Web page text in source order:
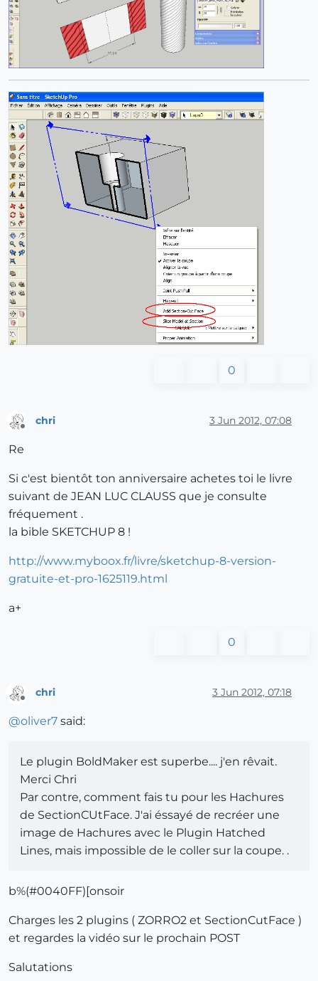
0
chri 3 Jun 2012, 07:08
Re
Si c'est bientôt ton anniversaire achetes toi le livre
suivant de JEAN LUC CLAUSS que je consulte
fréquement .
la bible SKETCHUP 8 !
http://www.myboox.fr/livre/sketchup-8-version-
gratuite-et-pro-1625119.html
a+
0
chri 3 Jun 2012, 07:18
@oliver7 said:
Le plugin BoldMaker est superbe.... j'en rêvait.
Merci Chri
Par contre, comment fais tu pour les Hachures
de SectionCUtFace. J'ai éssayé de recréer une
image de Hachures avec le Plugin Hatched
Lines, mais impossible de le coller sur la coupe. .
b%(#0040FF)[onsoir
Charges les 2 plugins ( ZORRO2 et SectionCutFace )
et regardes la vidéo sur le prochain POST
Salutations